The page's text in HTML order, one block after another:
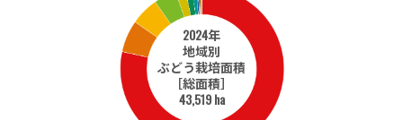
2024年
地域別
ぶどう栽培面積
［総面積］
43,519 ha